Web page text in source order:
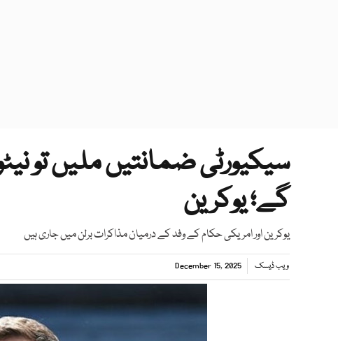
سیکیورٹی ضمانتیں ملیں تو
گے؛ یوکرین
یوکرین اور امریکی حکام کے وفد کے درمیان مذاکرات برلن میں جاری ہیں
ویب ڈیسک December 15, 2025